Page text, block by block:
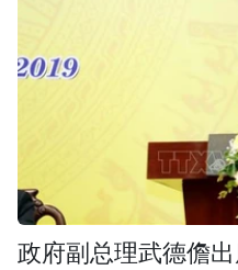
政府副总理武德儋